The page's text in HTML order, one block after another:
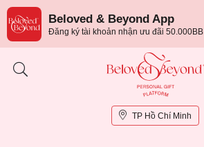
Beloved & Beyond App
Đăng ký tài khoản nhận ưu đãi 50.000BB
TP Hồ Chí Minh